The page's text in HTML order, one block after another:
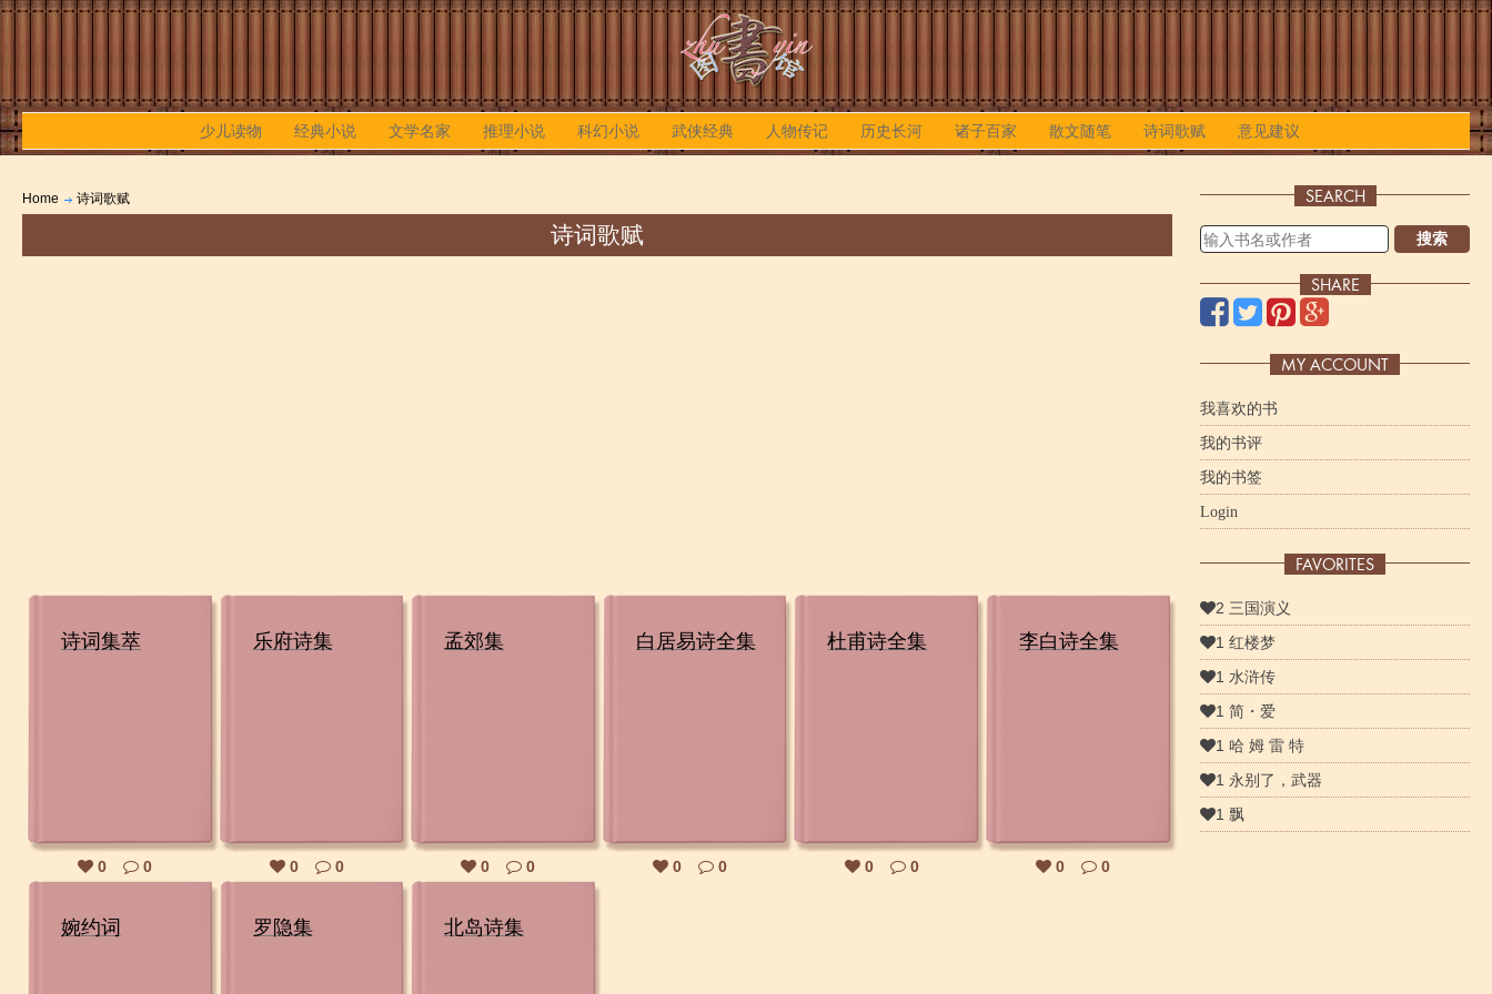
少儿读物 经典小说 文学名家 推理小说 科幻小说 武侠经典 人物传记 历史长河 诸子百家 散文随笔 诗词歌赋 意见建议
Home 诗词歌赋
诗词歌赋
诗词集萃
0 0
乐府诗集
0 0
孟郊集
0 0
白居易诗全集
0 0
杜甫诗全集
0 0
李白诗全集
0 0
婉约词 罗隐集 北岛诗集
SEARCH
搜索
SHARE
MY ACCOUNT
我喜欢的书
我的书评
我的书签
Login
FAVORITES
2 三国演义
1 红楼梦
1 水浒传
1 简・爱
1 哈 姆 雷 特
1 永别了，武器
1 飘